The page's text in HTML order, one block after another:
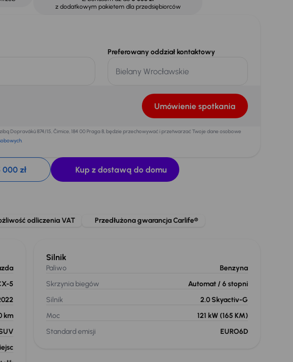
z dodatkowym pakietem dla przedsiębiorców
Preferowany oddział kontaktowy
Umówienie spotkania
Dopraváků 874/15, Čimice, 184 00 Praga 8, będzie przechowywać i przetwarzać Twoje dane osobowe
.
zł Kup z dostawą do domu
odliczenia VAT Przedłużona gwarancja Carlife®
5
km
Silnik
Paliwo
Benzyna
Skrzynia biegów
Automat / 6 stopni
Silnik
2.0 Skyactiv-G
Moc
121 kW (165 KM)
Standard emisji
EURO6D